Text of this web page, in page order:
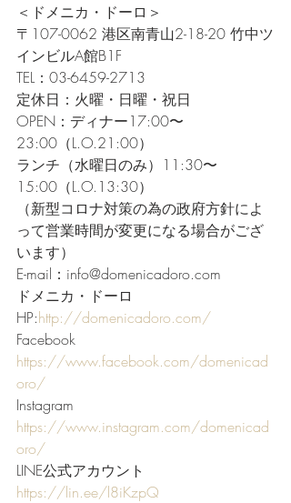
＜ドメニカ・ドーロ＞
〒107-0062 港区南青山2-18-20 竹中ツ
インビルA館B1F
TEL：03-6459-2713
定休日：火曜・日曜・祝日
OPEN：ディナー17:00〜
23:00（L.O.21:00）
ランチ（水曜日のみ）11:30〜
15:00（L.O.13:30）
（新型コロナ対策の為の政府方針によ
って営業時間が変更になる場合がござ
います）
E-mail：info@domenicadoro.com
ドメニカ・ドーロ
HP:http://domenicadoro.com/
Facebook
https://www.facebook.com/domenicad
oro/
Instagram
https://www.instagram.com/domenicad
oro/
LINE公式アカウント
https://lin.ee/l8iKzpQ